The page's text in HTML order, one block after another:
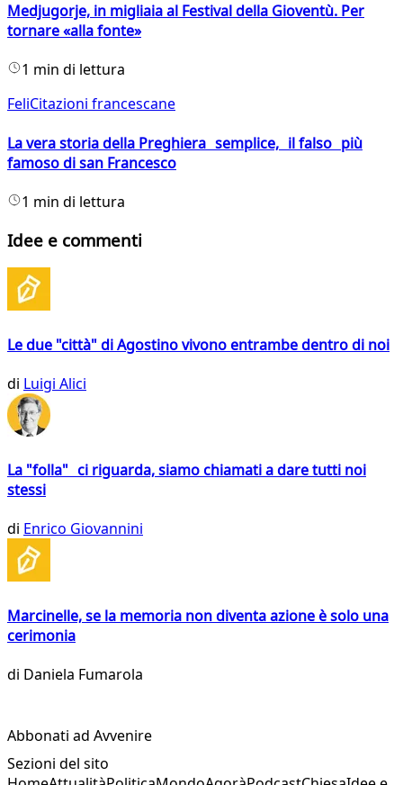
Medjugorje, in migliaia al Festival della Gioventù. Per
tornare «alla fonte»
1 min di lettura
FeliCitazioni francescane
La vera storia della Preghiera semplice, il falso più
famoso di san Francesco
1 min di lettura
Idee e commenti
Le due "città" di Agostino vivono entrambe dentro di noi
di Luigi Alici
La "folla" ci riguarda, siamo chiamati a dare tutti noi
stessi
di Enrico Giovannini
Marcinelle, se la memoria non diventa azione è solo una
cerimonia
di Daniela Fumarola
Abbonati ad Avvenire
Sezioni del sito